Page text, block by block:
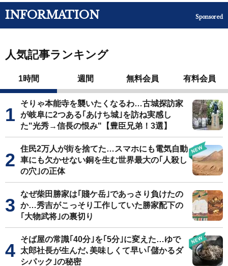
INFORMATION Sponsored
人気記事ランキング
1時間 週間 無料会員 有料会員
そりゃ本能寺を襲いたくなるわ…古城探訪家
が岐阜に2つある｢あけち城｣を訪ね実感し
た"光秀→信長の恨み"【豊臣兄弟！3選】
住民2万人が街を捨てた…スマホにも電気自動
車にも欠かせない銅を生む世界最大の｢人殺し
の穴｣の正体
なぜ柴田勝家は｢賤ケ岳｣であっさり負けたの
か…秀吉がこっそり工作していた勝家配下の
｢大物武将｣の裏切り
そば屋の常識｢40分｣を｢5分｣に変えた…ゆで
太郎社長が生んだ､美味しくて早い｢儲かるダ
シパック｣の秘密